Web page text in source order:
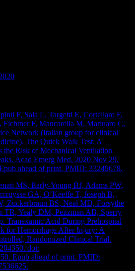
F, Sala L, Targetti E, Cortellaro F,
Fichtner F, Mancarella M, Marinaro C,
Network (Italian group for clinical
The Quick Walk Test: A
the Risk of Mechanical Ventilation
Acad Emerg Med. 2020 Nov 29.
ahead of print. PMID: 33249678.
MS, Early-Young BJ, Adams PW,
GA, O’Keeffe T, Joseph B,
Zuckerbraun BS, Neal MD, Forsythe
TR, Yealy DM, Peitzman AB, Sperry
Tranexamic Acid During Prehospital
for Hemorrhage After Injury: A
Randomized Clinical Trial.
doi:
Epub ahead of print. PMID: